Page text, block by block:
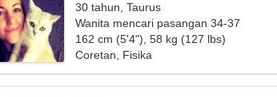
30 tahun, Taurus
Wanita mencari pasangan 34-37
162 cm (5'4"), 58 kg (127 lbs)
Coretan, Fisika